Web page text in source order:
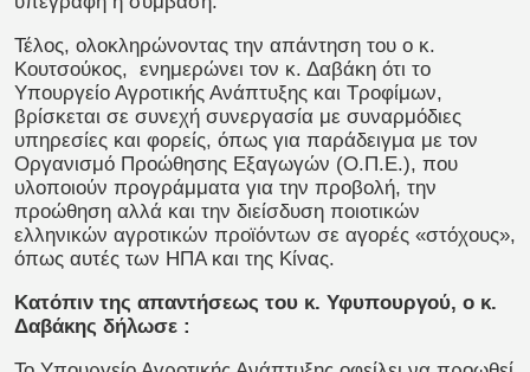
Τέλος, ολοκληρώνοντας την απάντηση του ο κ.
Κουτσούκος, ενημερώνει τον κ. Δαβάκη ότι το
Υπουργείο Αγροτικής Ανάπτυξης και Τροφίμων,
βρίσκεται σε συνεχή συνεργασία με συναρμόδιες
υπηρεσίες και φορείς, όπως για παράδειγμα με τον
Οργανισμό Προώθησης Εξαγωγών (Ο.Π.Ε.), που
υλοποιούν προγράμματα για την προβολή, την
προώθηση αλλά και την διείσδυση ποιοτικών
ελληνικών αγροτικών προϊόντων σε αγορές «στόχους»,
όπως αυτές των ΗΠΑ και της Κίνας.
Κατόπιν της απαντήσεως του κ. Υφυπουργού, ο κ.
Δαβάκης δήλωσε :